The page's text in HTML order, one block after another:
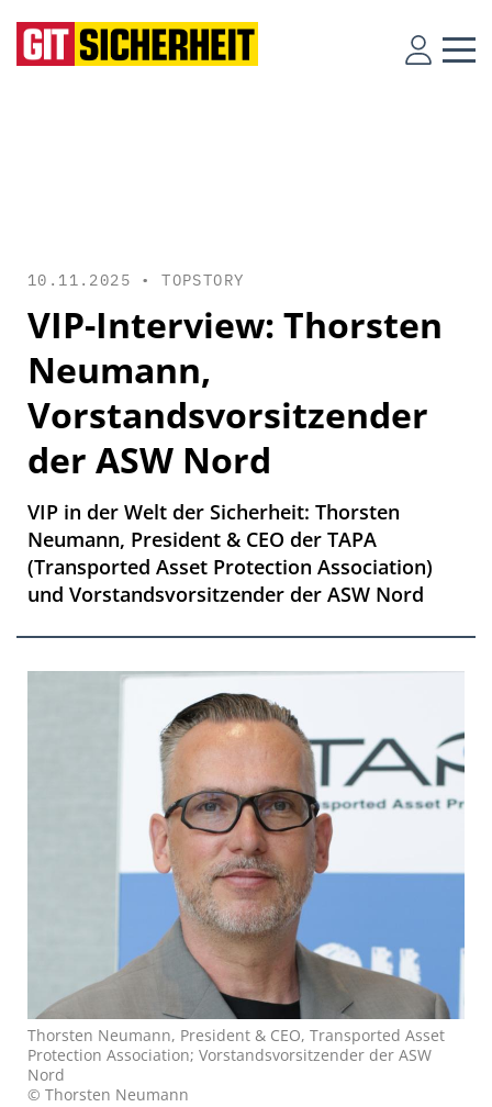
10.11.2025 •TOPSTORY
VIP-Interview: Thorsten
Neumann,
Vorstandsvorsitzender
der ASW Nord
VIP in der Welt der Sicherheit: Thorsten
Neumann, President & CEO der TAPA
(Transported Asset Protection Association)
und Vorstandsvorsitzender der ASW Nord
Thorsten Neumann, President & CEO, Transported Asset
Protection Association; Vorstandsvorsitzender der ASW
Nord
© Thorsten Neumann